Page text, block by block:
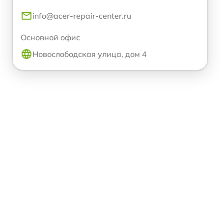
info@acer-repair-center.ru
Основной офис
Новослободская улица, дом 4